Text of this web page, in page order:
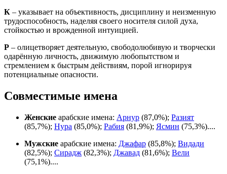
К – указывает на объективность, дисциплину и неизменную
трудоспособность, наделяя своего носителя силой духа,
стойкостью и врожденной интуицией.
Р – олицетворяет деятельную, свободолюбивую и творчески
одарённую личность, движимую любопытством и
стремлением к быстрым действиям, порой игнорируя
потенциальные опасности.
Совместимые имена
Женские арабские имена: Арнур (87,0%); Разият
(85,7%); Нура (85,0%); Рабия (81,9%); Ясмин (75,3%)....
Мужские арабские имена: Джафар (85,8%); Видади
(82,5%); Сирадж (82,3%); Джавад (81,6%); Вели
(75,1%)....